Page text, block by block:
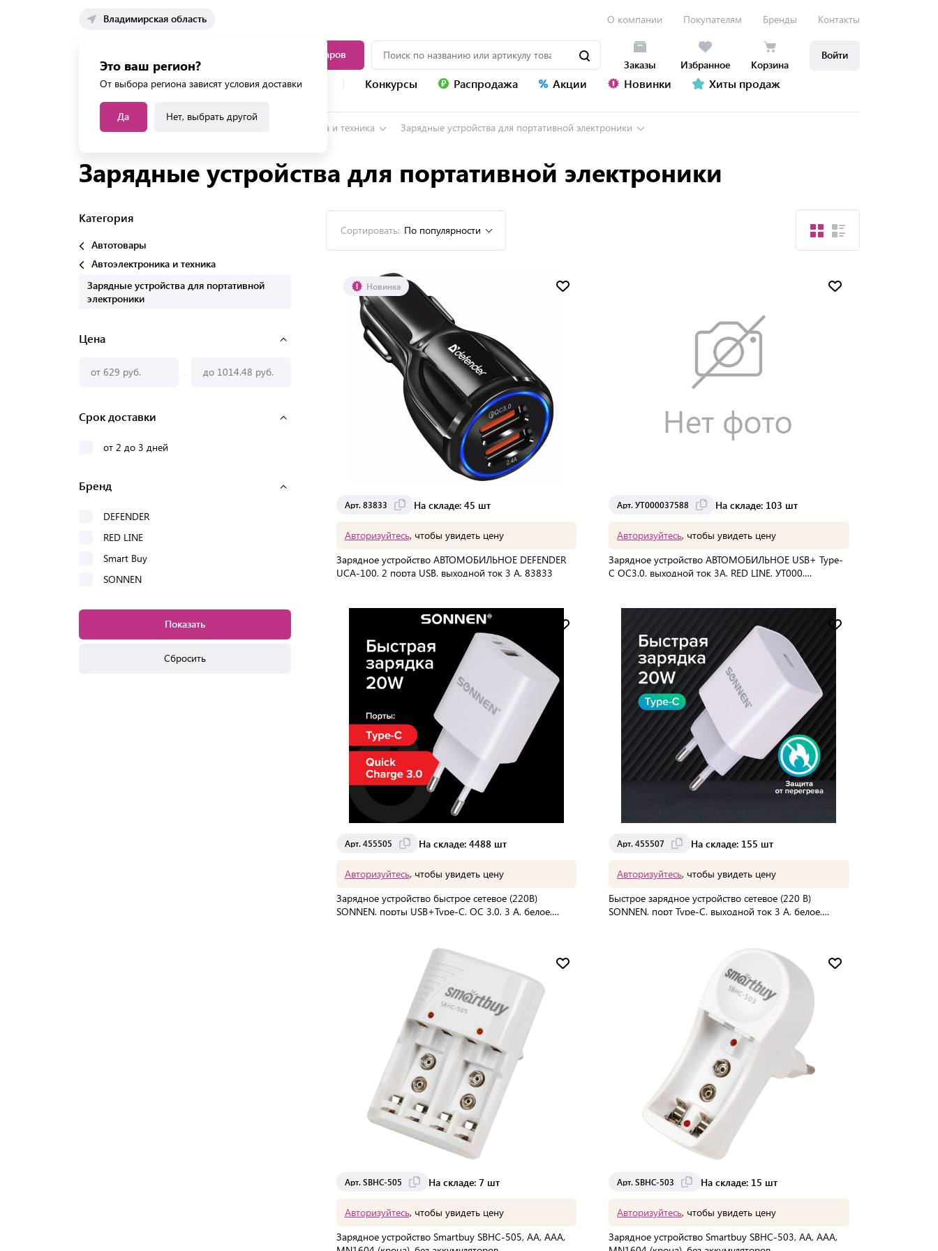
Владимирская область
Это ваш регион?
От выбора региона зависят условия доставки
Да Нет, выбрать другой
О компании Покупателям Бренды Контакты
Каталог товаров
Заказы Избранное Корзина
Войти
Каталог услуг Конкурсы Распродажа Акции Новинки Хиты продаж
Главная Каталог Автоэлектроника и техника Зарядные устройства для портативной электроники
Зарядные устройства для портативной электроники
Категория
Автотовары
Автоэлектроника и техника
Зарядные устройства для портативной
электроники
Цена
Срок доставки
от 2 до 3 дней
Бренд
DEFENDER
RED LINE
Smart Buy
SONNEN
Показать
Сбросить
Сортировать: По популярности
Новинка
Арт. 83833 На складе: 45 шт
Авторизуйтесь, чтобы увидеть цену
Зарядное устройство АВТОМОБИЛЬНОЕ DEFENDER
UCA-100, 2 порта USB, выходной ток 3 А, 83833
Мин. партия: 1 шт
Арт. УТ000037588 На складе: 103 шт
Авторизуйтесь, чтобы увидеть цену
Зарядное устройство АВТОМОБИЛЬНОЕ USB+ Type-
C QC3.0, выходной ток 3А, RED LINE, УТ000,
Мин. партия: 1 шт
Доставка от 2 до 3 дней
Арт. 455505 На складе: 4488 шт
Авторизуйтесь, чтобы увидеть цену
Зарядное устройство быстрое сетевое (220В)
SONNEN, порты USB+Type-C, QC 3.0, 3 А, белое,
Доставка от 2 до 3 дней
Арт. 455507 На складе: 155 шт
Авторизуйтесь, чтобы увидеть цену
Быстрое зарядное устройство сетевое (220 В)
SONNEN, порт Type-C, выходной ток 3 A, белое,
Доставка от 2 до 3 дней
Арт. SBHC-505 На складе: 7 шт
Авторизуйтесь, чтобы увидеть цену
Зарядное устройство Smartbuy SBHC-505, AA, AAA,
Арт. SBHC-503 На складе: 15 шт
Авторизуйтесь, чтобы увидеть цену
Зарядное устройство Smartbuy SBHC-503, AA, AAA,